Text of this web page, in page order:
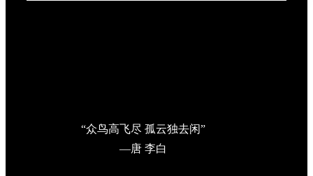
“众鸟高飞尽 孤云独去闲”
—唐 李白